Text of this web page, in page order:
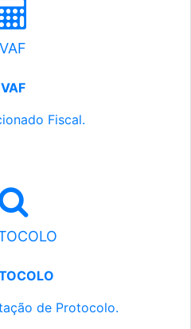
VAF
VAF
Fiscal.
de Protocolo.